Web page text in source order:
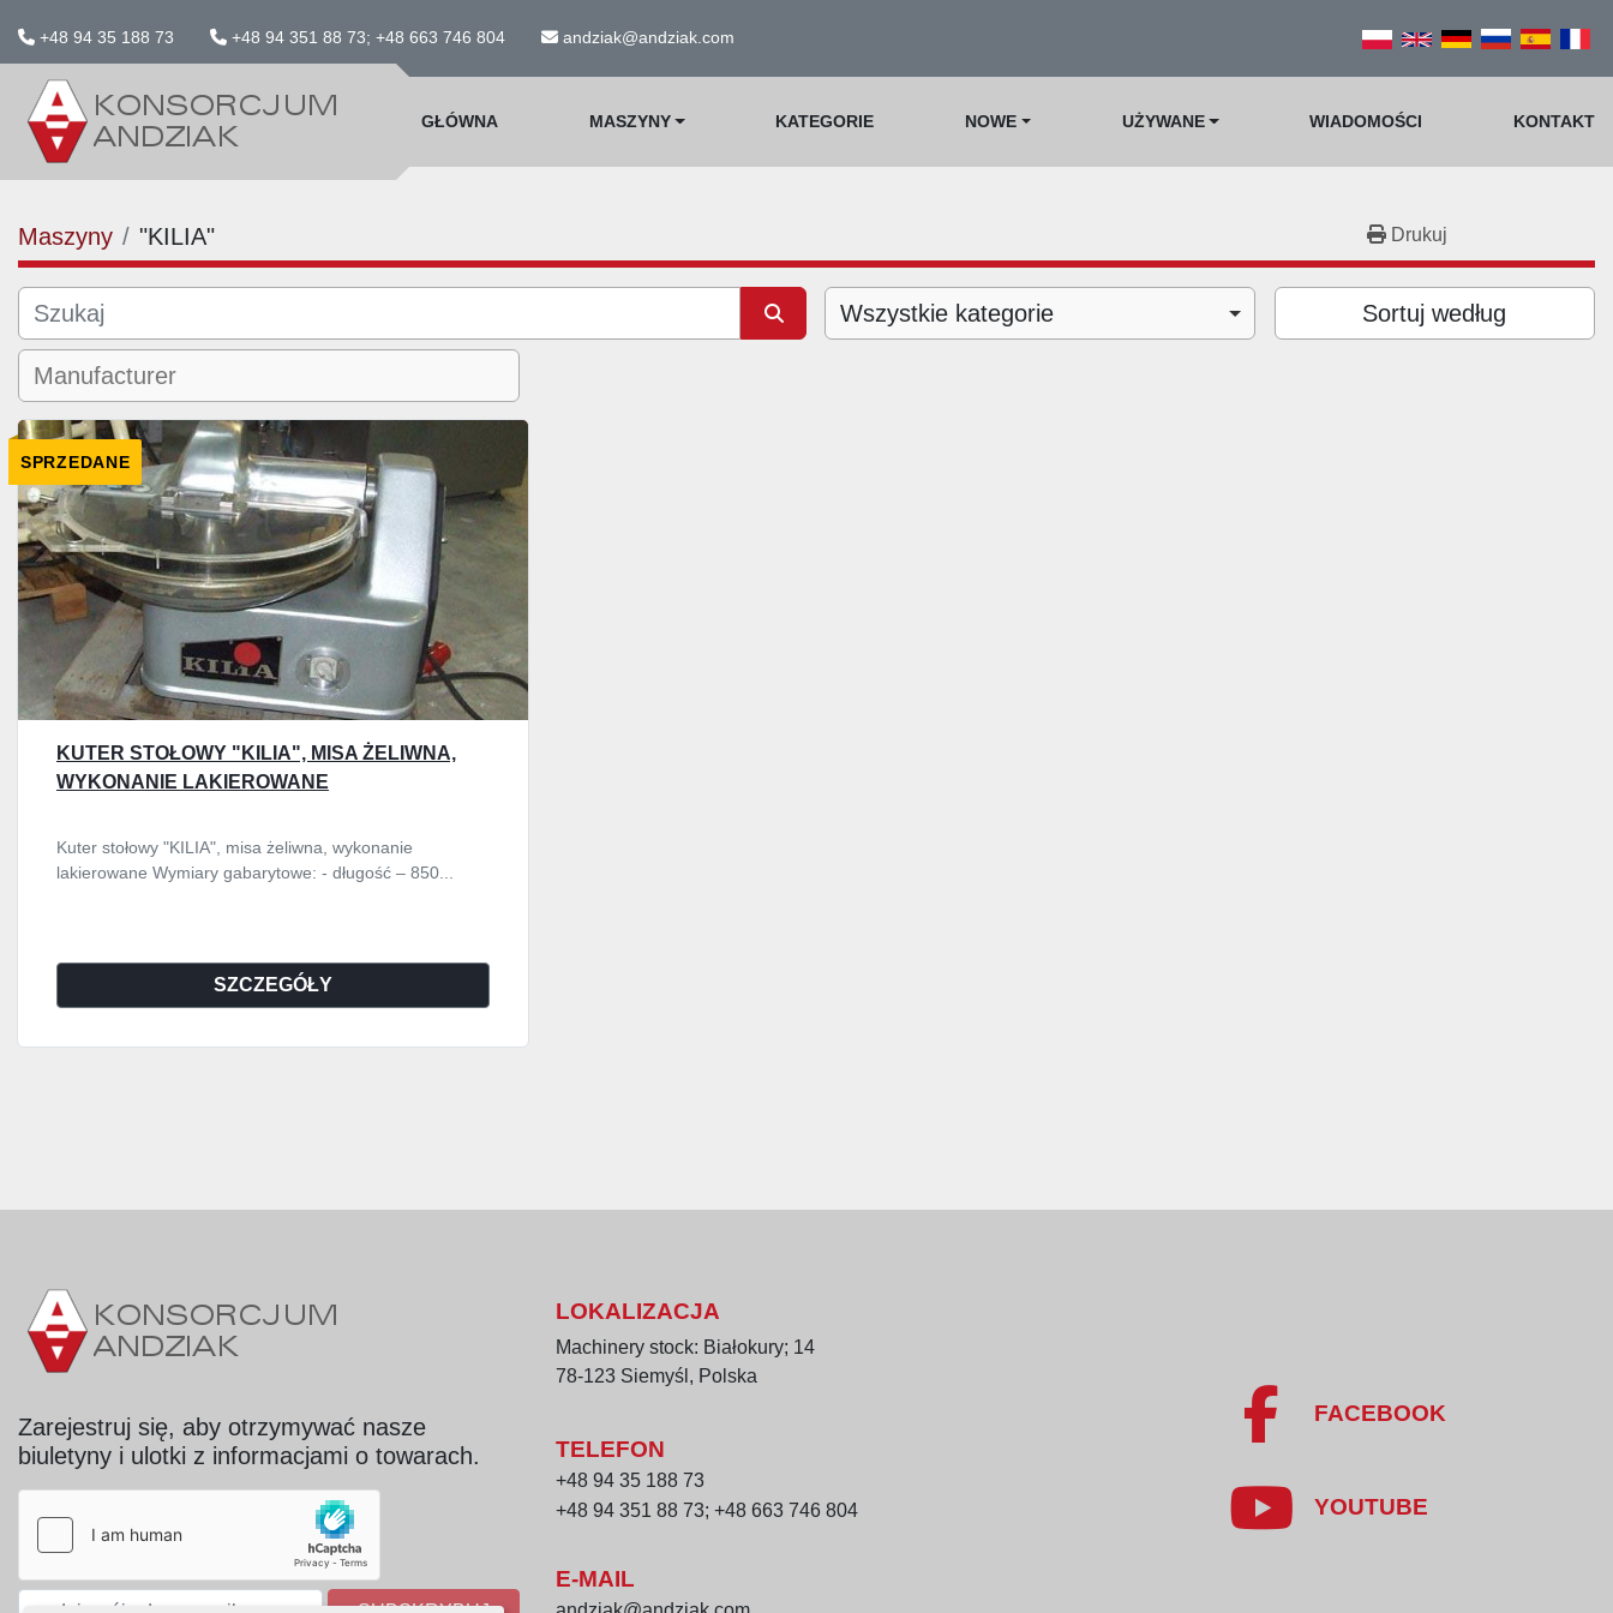
+48 94 35 188 73 +48 94 351 88 73; +48 663 746 804 andziak@andziak.com
GŁÓWNA MASZYNY KATEGORIE NOWE UŻYWANE WIADOMOŚCI KONTAKT
Maszyny "KILIA" Drukuj
Wszystkie kategorie Sortuj według
SPRZEDANE
KUTER STOŁOWY "KILIA", MISA ŻELIWNA,
WYKONANIE LAKIEROWANE
Kuter stołowy "KILIA", misa żeliwna, wykonanie
lakierowane Wymiary gabarytowe: - długość – 850...
SZCZEGÓŁY
Zarejestruj się, aby otrzymywać nasze
biuletyny i ulotki z informacjami o towarach.
LOKALIZACJA
Machinery stock: Białokury; 14
78-123 Siemyśl, Polska
TELEFON
+48 94 35 188 73
+48 94 351 88 73; +48 663 746 804
E-MAIL
FACEBOOK
YOUTUBE